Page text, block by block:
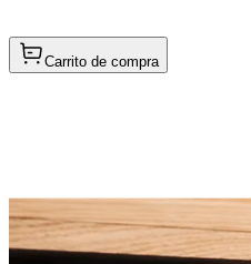
Carrito de compra